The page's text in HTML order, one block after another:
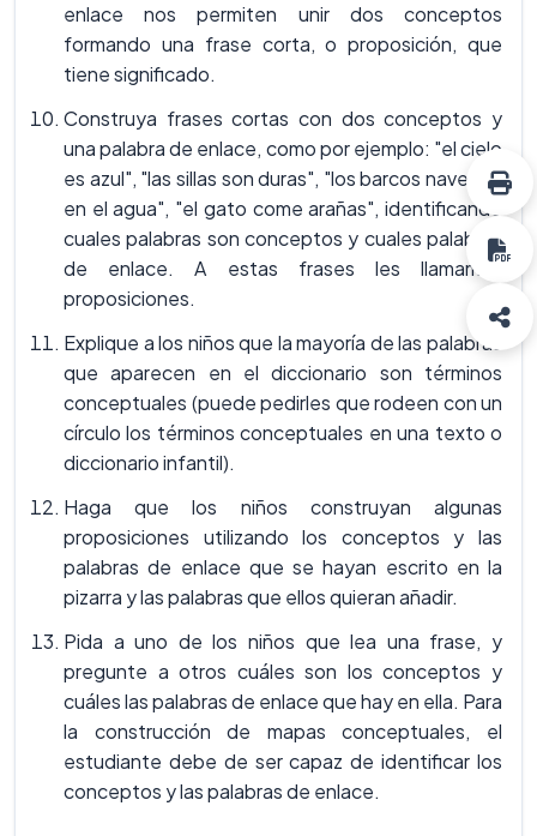
enlace nos permiten unir dos conceptos
formando una frase corta, o proposición, que
tiene significado.
Construya frases cortas con dos conceptos y
una palabra de enlace, como por ejemplo: "el cielo
es azul", "las sillas son duras", "los barcos navegan
en el agua", "el gato come arañas", identificando
cuales palabras son conceptos y cuales palabras
de enlace. A estas frases les llamamos
proposiciones.
Explique a los niños que la mayoría de las palabras
que aparecen en el diccionario son términos
conceptuales (puede pedirles que rodeen con un
círculo los términos conceptuales en una texto o
diccionario infantil).
Haga que los niños construyan algunas
proposiciones utilizando los conceptos y las
palabras de enlace que se hayan escrito en la
pizarra y las palabras que ellos quieran añadir.
Pida a uno de los niños que lea una frase, y
pregunte a otros cuáles son los conceptos y
cuáles las palabras de enlace que hay en ella. Para
la construcción de mapas conceptuales, el
estudiante debe de ser capaz de identificar los
conceptos y las palabras de enlace.